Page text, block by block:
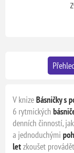
V knizeBásničky s
6 rytmických
denních činností,
a jednoduchými
letzkoušet